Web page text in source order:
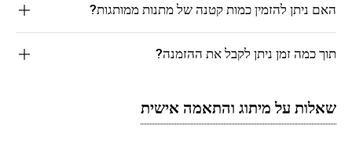
האם ניתן להזמין כמות קטנה של מתנות ממותגות?
תוך כמה זמן ניתן לקבל את ההזמנה?
שאלות על מיתוג והתאמה אישית